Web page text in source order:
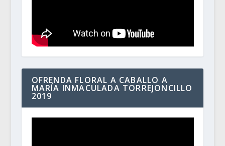
OFRENDA FLORAL A CABALLO A
MARÍA INMACULADA TORREJONCILLO
2019